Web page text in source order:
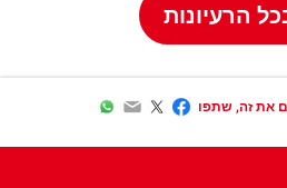
הרעיונות
את זה, שתפו Facebook
Twitter
Email
WhatsApp